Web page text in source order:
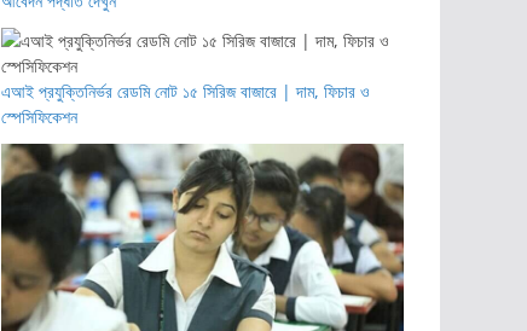
এআই প্রযুক্তিনির্ভর রেডমি নোট ১৫ সিরিজ বাজারে | দাম, ফিচার ও
স্পেসিফিকেশন